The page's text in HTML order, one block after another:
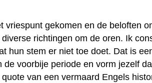
vriespunt gekomen en de beloften
richtingen om de oren. Ik
hun stem er niet toe doet. Dat is
voorbije periode en vorm jezelf
van een vermaard Engels